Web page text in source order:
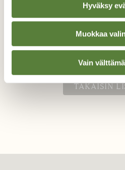
Hyväksy
Muokkaa
Vain
Mustarastas esittelee
jääkiteisellä
Valokuvaaja: Ritva
TAKAISIN